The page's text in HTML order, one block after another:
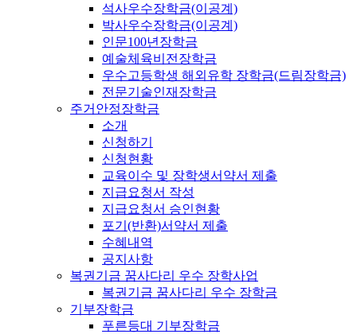
석사우수장학금(이공계)
박사우수장학금(이공계)
인문100년장학금
예술체육비전장학금
우수고등학생 해외유학 장학금(드림장학금)
전문기술인재장학금
주거안정장학금
소개
신청하기
신청현황
교육이수 및 장학생서약서 제출
지급요청서 작성
지급요청서 승인현황
포기(반환)서약서 제출
수혜내역
공지사항
복권기금 꿈사다리 우수 장학사업
복권기금 꿈사다리 우수 장학금
기부장학금
푸른등대 기부장학금